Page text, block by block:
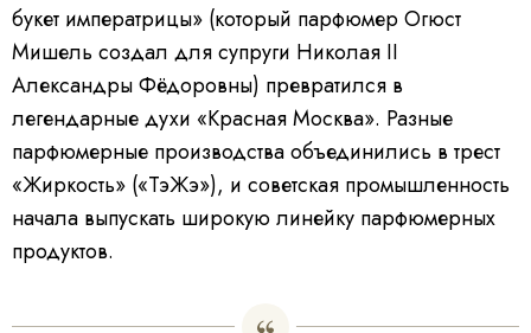
букет императрицы» (который парфюмер Огюст
Мишель создал для супруги Николая II
Александры Фёдоровны) превратился в
легендарные духи «Красная Москва». Разные
парфюмерные производства объединились в трест
«Жиркость» («ТэЖэ»), и советская промышленность
начала выпускать широкую линейку парфюмерных
продуктов.